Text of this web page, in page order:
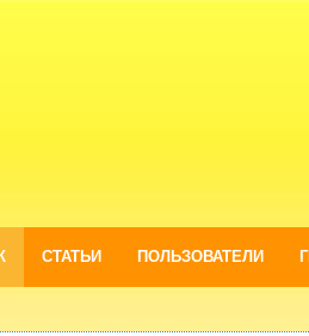
СТАТЬИ ПОЛЬЗОВАТЕЛИ